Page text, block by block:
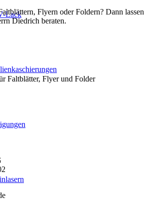
Lack
Flyern oder Foldern? Dann lassen
Diedrich beraten.
Faltblätter, Flyer und Folder